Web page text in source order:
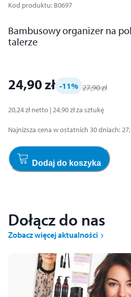
Kod produktu: B0697
Bambusowy organizer na
talerze
24,90 zł -11% 27,90 zł
20,24 zł netto | 24,90 złza sztukę
Najniższa cena w ostatnich 30 dniach:
Dodaj do koszyka
Dołącz do nas
Zobacz więcej aktualności